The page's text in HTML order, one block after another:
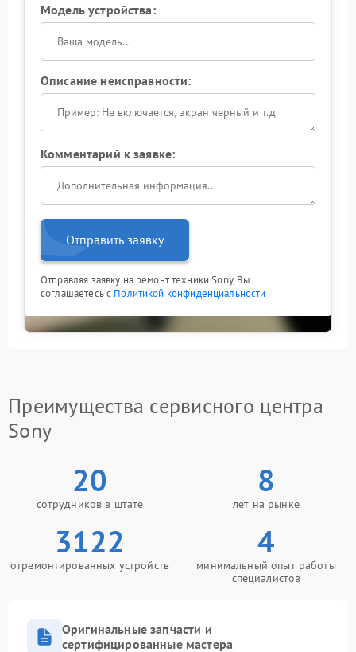
Модель устройства:
Описание неисправности:
Комментарий к заявке:
Отправить заявку
Отправляя заявку на ремонт техники Sony, Вы
соглашаетесь с Политикой конфиденциальности
Преимущества сервисного центра
Sony
20
сотрудников в штате
8
лет на рынке
3122
отремонтированных устройств
4
минимальный опыт работы
специалистов
Оригинальные запчасти и
сертифицированные мастера